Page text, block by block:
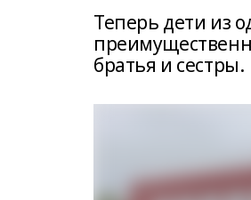
Теперь дети из
братья и сестры.